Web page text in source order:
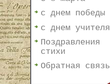
с днем победы
с днем учителя
Поздравления
стихи
Обратная связь